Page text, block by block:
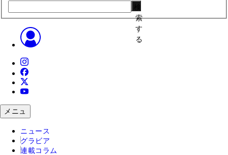
索
す
る
メニュ
ニュース
グラビア
連載コラム